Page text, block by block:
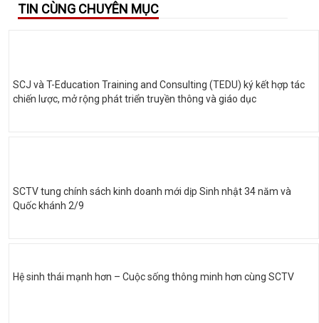
TIN CÙNG CHUYÊN MỤC
SCJ và T-Education Training and Consulting (TEDU) ký kết hợp tác
chiến lược, mở rộng phát triển truyền thông và giáo dục
SCTV tung chính sách kinh doanh mới dịp Sinh nhật 34 năm và
Quốc khánh 2/9
Hệ sinh thái mạnh hơn – Cuộc sống thông minh hơn cùng SCTV